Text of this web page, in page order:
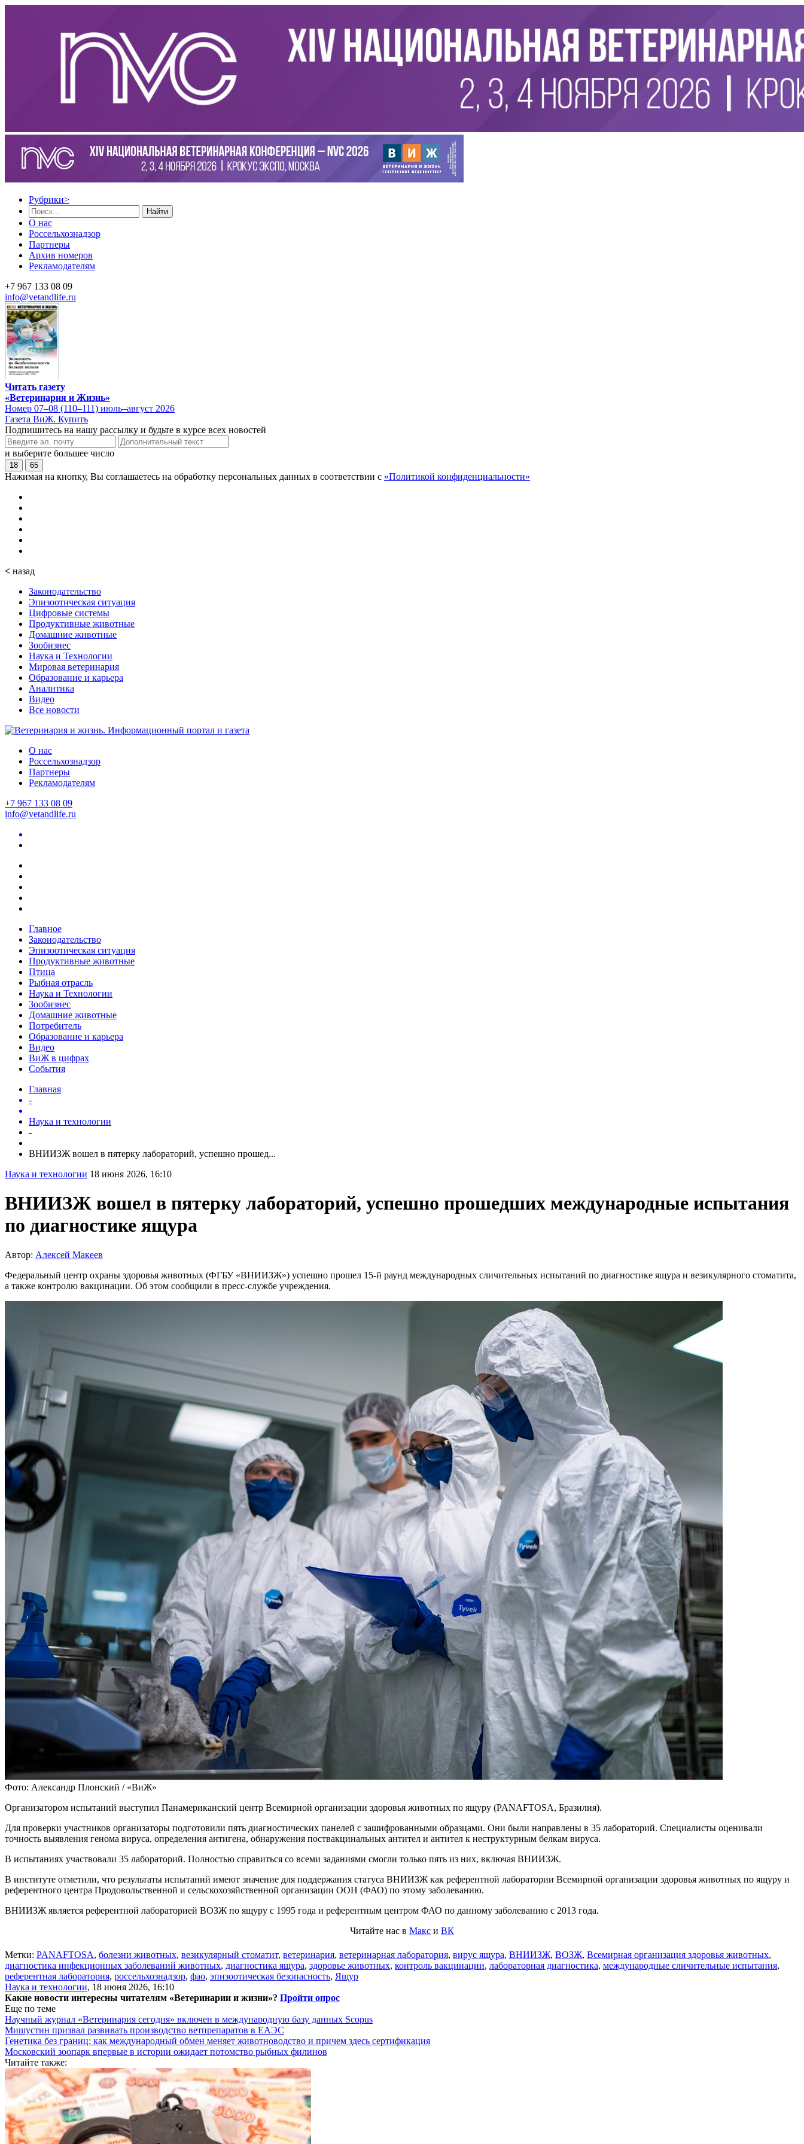
Рубрики>
Найти
О нас
Россельхознадзор
Партнеры
Архив номеров
Рекламодателям
+7 967 133 08 09
info@vetandlife.ru
Читать газету
«Ветеринария и Жизнь»
Номер 07–08 (110–111) июль–август 2026
Газета ВиЖ. Купить
Подпишитесь на нашу рассылку и будьте в курсе всех новостей
и выберите большее число
18 65
Нажимая на кнопку, Вы соглашаетесь на обработку персональных данных в соответствии с «Политикой конфиденциальности»
< назад
Законодательство
Эпизоотическая ситуация
Цифровые системы
Продуктивные животные
Домашние животные
Зообизнес
Наука и Технологии
Мировая ветеринария
Образование и карьера
Аналитика
Видео
Все новости
О нас
Россельхознадзор
Партнеры
Рекламодателям
+7 967 133 08 09
info@vetandlife.ru
Главное
Законодательство
Эпизоотическая ситуация
Продуктивные животные
Птица
Рыбная отрасль
Наука и Технологии
Зообизнес
Домашние животные
Потребитель
Образование и карьера
Видео
ВиЖ в цифрах
События
Главная
-
Наука и технологии
-
ВНИИЗЖ вошел в пятерку лабораторий, успешно прошед...
Наука и технологии 18 июня 2026, 16:10
ВНИИЗЖ вошел в пятерку лабораторий, успешно прошедших международные испытания
по диагностике ящура
Автор: Алексей Макеев
Федеральный центр охраны здоровья животных (ФГБУ «ВНИИЗЖ») успешно прошел 15-й раунд международных сличительных испытаний по диагностике ящура и везикулярного стоматита,
а также контролю вакцинации. Об этом сообщили в пресс-службе учреждения.
Фото: Александр Плонский / «ВиЖ»
Организатором испытаний выступил Панамериканский центр Всемирной организации здоровья животных по ящуру (PANAFTOSA, Бразилия).
Для проверки участников организаторы подготовили пять диагностических панелей с зашифрованными образцами. Они были направлены в 35 лабораторий. Специалисты оценивали
точность выявления генома вируса, определения антигена, обнаружения поствакцинальных антител и антител к неструктурным белкам вируса.
В испытаниях участвовали 35 лабораторий. Полностью справиться со всеми заданиями смогли только пять из них, включая ВНИИЗЖ.
В институте отметили, что результаты испытаний имеют значение для поддержания статуса ВНИИЗЖ как референтной лаборатории Всемирной организации здоровья животных по ящуру и
референтного центра Продовольственной и сельскохозяйственной организации ООН (ФАО) по этому заболеванию.
ВНИИЗЖ является референтной лабораторией ВОЗЖ по ящуру с 1995 года и референтным центром ФАО по данному заболеванию с 2013 года.
Читайте нас в Макс и ВК
Метки: PANAFTOSA, болезни животных, везикулярный стоматит, ветеринария, ветеринарная лаборатория, вирус ящура, ВНИИЗЖ, ВОЗЖ, Всемирная организация здоровья животных,
диагностика инфекционных заболеваний животных, диагностика ящура, здоровье животных, контроль вакцинации, лабораторная диагностика, международные сличительные испытания,
референтная лаборатория, россельхознадзор, фао, эпизоотическая безопасность, Ящур
Наука и технологии, 18 июня 2026, 16:10
Какие новости интересны читателям «Ветеринарии и жизни»? Пройти опрос
Еще по теме
Научный журнал «Ветеринария сегодня» включен в международную базу данных Scopus
Мишустин призвал развивать производство ветпрепаратов в ЕАЭС
Генетика без границ: как международный обмен меняет животноводство и причем здесь сертификация
Московский зоопарк впервые в истории ожидает потомство рыбных филинов
Читайте также: